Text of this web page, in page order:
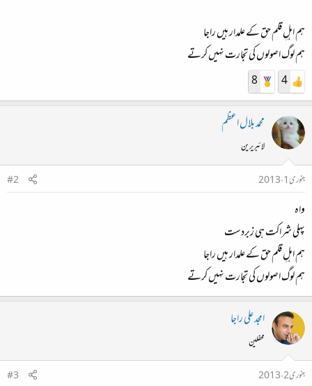
ہم اہلِ قلم حق کے علمدار ہیں راجا
ہم لوگ اصولوں کی تجارت نہیں کرتے
4
8
محمد بلال اعظم
لائبریرین
جنوری 1، 2013
#2
واہ
پہلی شراکت ہی زبردست
ہم اہلِ قلم حق کے علمدار ہیں راجا
ہم لوگ اصولوں کی تجارت نہیں کرتے
امجد علی راجا
محفلین
جنوری 2، 2013
#3